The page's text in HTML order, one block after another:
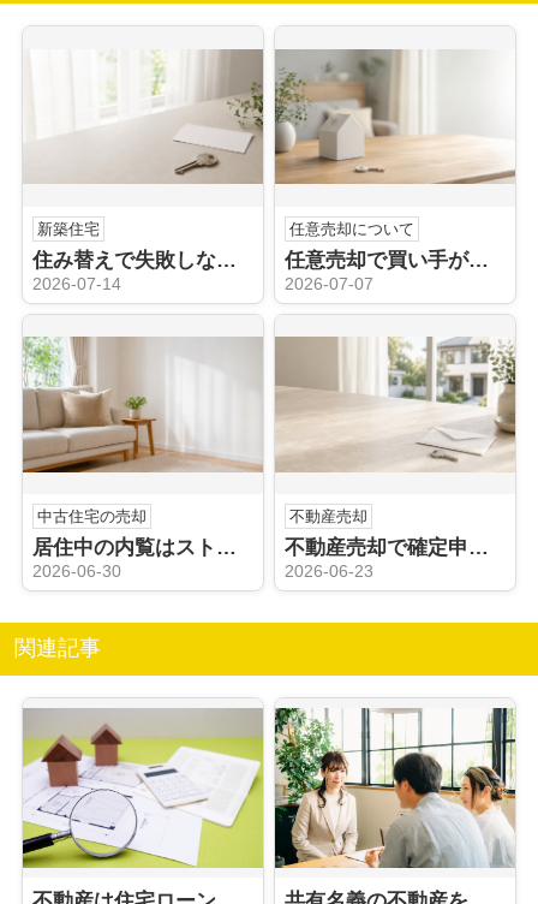
新築住宅
住み替えで失敗しないためには？価格や時期の注意点についても解説
2026-07-14
任意売却について
任意売却で買い手がつかない理由は？競売のリスクや価格見直しも解説
2026-07-07
中古住宅の売却
居住中の内覧はストレスになる？売却時の負担を減らす工夫も解説
2026-06-30
不動産売却
不動産売却で確定申告は不要？申告が必要なケースや注意点も解説
2026-06-23
関連記事